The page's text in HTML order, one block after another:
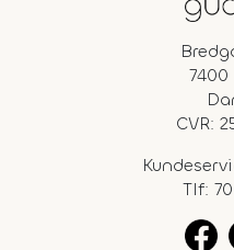
CVR:
Tlf: